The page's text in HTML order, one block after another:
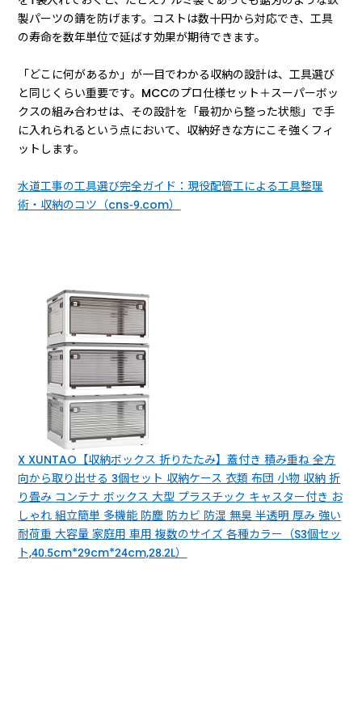
製パーツの錆を防げます。コストは数十円から対応でき、工具
の寿命を数年単位で延ばす効果が期待できます。
「どこに何があるか」が一目でわかる収納の設計は、工具選び
と同じくらい重要です。MCCのプロ仕様セット＋スーパーボッ
クスの組み合わせは、その設計を「最初から整った状態」で手
に入れられるという点において、収納好きな方にこそ強くフィ
ットします。
水道工事の工具選び完全ガイド：現役配管工による工具整理
術・収納のコツ（cns-9.com）
X XUNTAO【収納ボックス 折りたたみ】蓋付き 積み重ね 全方
向から取り出せる 3個セット 収納ケース 衣類 布団 小物 収納 折
り畳み コンテナ ボックス 大型 プラスチック キャスター付き お
しゃれ 組立簡単 多機能 防塵 防カビ 防湿 無臭 半透明 厚み 強い
耐荷重 大容量 家庭用 車用 複数のサイズ 各種カラー（S3個セッ
ト,40.5cm*29cm*24cm,28.2L）